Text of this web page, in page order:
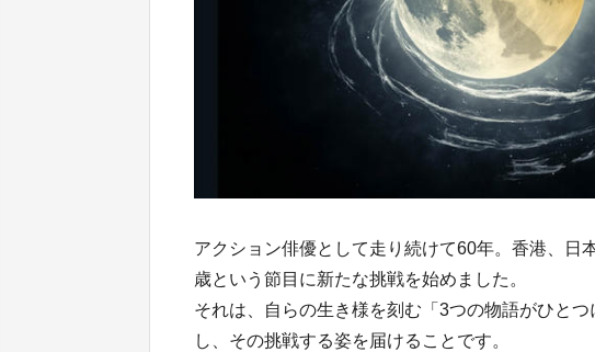
アクション俳優として走り続けて60年。香港、日
歳という節目に新たな挑戦を始めました。
それは、自らの生き様を刻む「3つの物語がひと
し、その挑戦する姿を届けることです。